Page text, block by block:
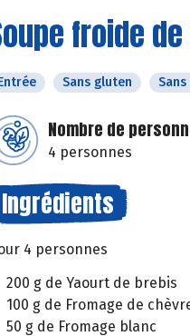
froide
Sans gluten
Nombre de
4 personnes
Ingrédients
4 personnes
200 g de Yaourt de brebis
100 g de Fromage de
50 g de Fromage blanc